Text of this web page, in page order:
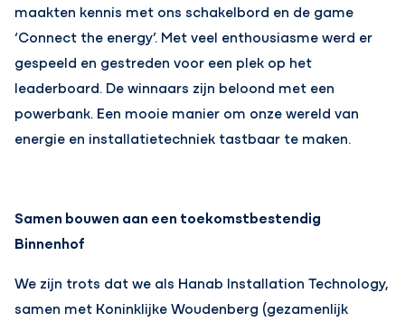
maakten kennis met ons schakelbord en de game
‘Connect the energy’. Met veel enthousiasme werd er
gespeeld en gestreden voor een plek op het
leaderboard. De winnaars zijn beloond met een
powerbank. Een mooie manier om onze wereld van
energie en installatietechniek tastbaar te maken.
Samen bouwen aan een toekomstbestendig
Binnenhof
We zijn trots dat we als Hanab Installation Technology,
samen met Koninklijke Woudenberg (gezamenlijk